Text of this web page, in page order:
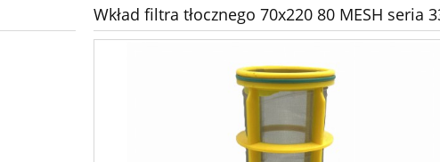
Wkład filtra tłocznego 70x220 80 MESH seria